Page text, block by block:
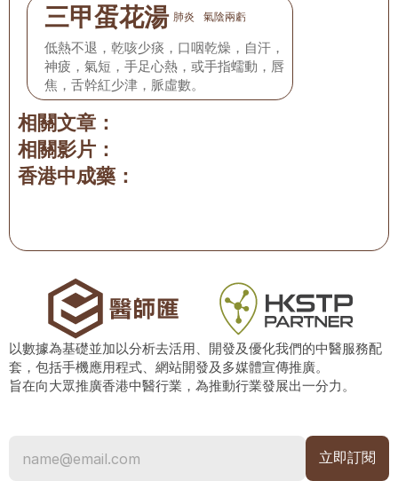
三甲蛋花湯 肺炎 氣陰兩虧
低熱不退，乾咳少痰，口咽乾燥，自汗，
神疲，氣短，手足心熱，或手指蠕動，唇
焦，舌幹紅少津，脈虛數。
相關文章：
相關影片：
香港中成藥：
以數據為基礎並加以分析去活用、開發及優化我們的中醫服務配
套，包括手機應用程式、網站開發及多媒體宣傳推廣。
旨在向大眾推廣香港中醫行業，為推動行業發展出一分力。